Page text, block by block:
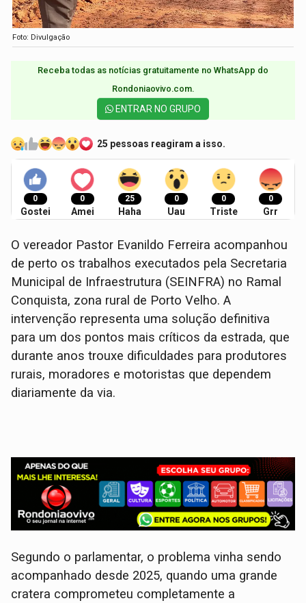
Foto: Divulgação
Receba todas as notícias gratuitamente no WhatsApp do
Rondoniaovivo.com.​
ENTRAR NO GRUPO
25 pessoas reagiram a isso.
0
Gostei
0
Amei
25
Haha
0
Uau
0
Triste
0
Grr
O vereador Pastor Evanildo Ferreira acompanhou
de perto os trabalhos executados pela Secretaria
Municipal de Infraestrutura (SEINFRA) no Ramal
Conquista, zona rural de Porto Velho. A
intervenção representa uma solução definitiva
para um dos pontos mais críticos da estrada, que
durante anos trouxe dificuldades para produtores
rurais, moradores e motoristas que dependem
diariamente da via.
Segundo o parlamentar, o problema vinha sendo
acompanhado desde 2025, quando uma grande
cratera comprometeu completamente a